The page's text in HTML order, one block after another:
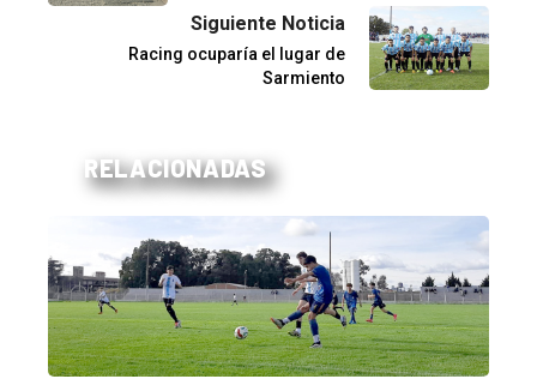
Siguiente Noticia
Racing ocuparía el lugar de
Sarmiento
RELACIONADAS